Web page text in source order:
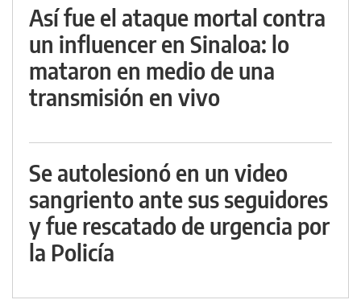
Así fue el ataque mortal contra
un influencer en Sinaloa: lo
mataron en medio de una
transmisión en vivo
Se autolesionó en un video
sangriento ante sus seguidores
y fue rescatado de urgencia por
la Policía